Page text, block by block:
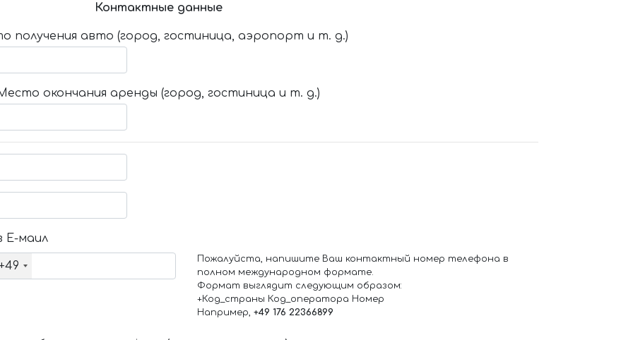
Контактные данные
получения авто (город, гостиница, аэропорт и т. д.)
окончания аренды (город, гостиница и т. д.)
Е-маил
Пожалуйста, напишите Ваш контактный номер телефона в
полном международном формате.
Формат выглядит следующим образом:
+Код_страны Код_оператора Номер
Например, +49 176 22366899